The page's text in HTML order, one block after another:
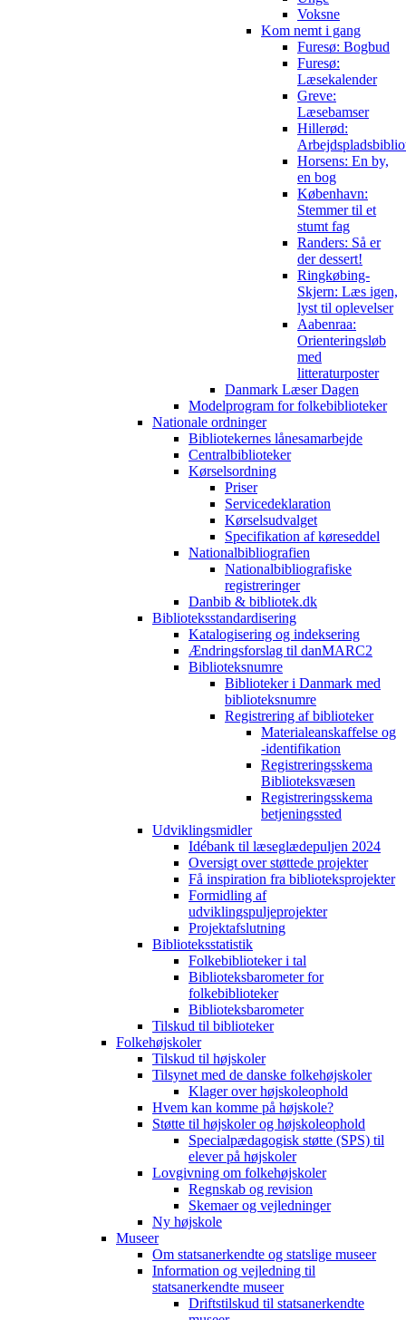
Voksne
Kom nemt i gang
Furesø: Bogbud
Furesø:
Læsekalender
Greve:
Læsebamser
Hillerød:
Horsens: En by,
en bog
København:
Stemmer til et
stumt fag
Randers: Så er
der dessert!
Ringkøbing-
Skjern: Læs igen,
lyst til oplevelser
Aabenraa:
Orienteringsløb
med
litteraturposter
Danmark Læser Dagen
Modelprogram for folkebiblioteker
Nationale ordninger
Bibliotekernes lånesamarbejde
Centralbiblioteker
Kørselsordning
Priser
Servicedeklaration
Kørselsudvalget
Specifikation af køreseddel
Nationalbibliografien
Nationalbibliografiske
registreringer
Danbib & bibliotek.dk
Biblioteksstandardisering
Katalogisering og indeksering
Ændringsforslag til danMARC2
Biblioteksnumre
Biblioteker i Danmark med
biblioteksnumre
Registrering af biblioteker
Materialeanskaffelse og
-identifikation
Registreringsskema
Biblioteksvæsen
Registreringsskema
betjeningssted
Udviklingsmidler
Idébank til læseglædepuljen 2024
Oversigt over støttede projekter
Få inspiration fra biblioteksprojekter
Formidling af
udviklingspuljeprojekter
Projektafslutning
Biblioteksstatistik
Folkebiblioteker i tal
Biblioteksbarometer for
folkebiblioteker
Biblioteksbarometer
Tilskud til biblioteker
Folkehøjskoler
Tilskud til højskoler
Tilsynet med de danske folkehøjskoler
Klager over højskoleophold
Hvem kan komme på højskole?
Støtte til højskoler og højskoleophold
Specialpædagogisk støtte (SPS) til
elever på højskoler
Lovgivning om folkehøjskoler
Regnskab og revision
Skemaer og vejledninger
Ny højskole
Museer
Om statsanerkendte og statslige museer
Information og vejledning til
statsanerkendte museer
Driftstilskud til statsanerkendte